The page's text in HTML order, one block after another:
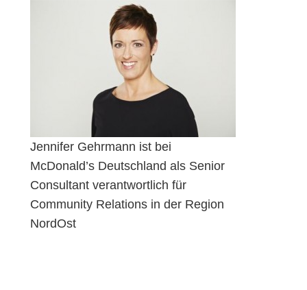
Jennifer Gehrmann ist bei
McDonald’s Deutschland als Senior
Consultant verantwortlich für
Community Relations in der Region
NordOst